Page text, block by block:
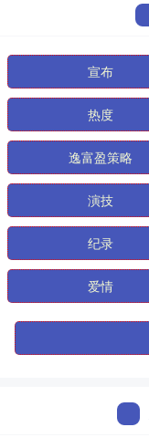
宣布
热度
逸富盈策略
演技
纪录
爱情